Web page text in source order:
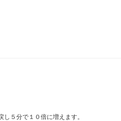
５分で１０倍に増えます。